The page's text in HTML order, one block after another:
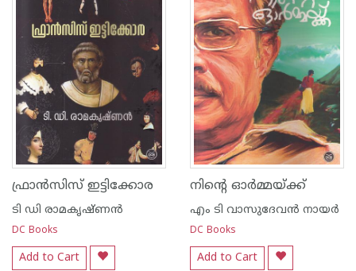
ഫ്രാന്‍സിസ് ഇട്ടിക്കോര
ടി ഡി രാമകൃഷ്ണന്‍
DC Books
Add to Cart
നിന്റെ ഓര്‍മ്മയ്ക്ക്
എം ടി വാസുദേവന്‍ നായര്‍
DC Books
Add to Cart